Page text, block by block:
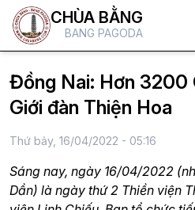
CHÙA BẰNG
BANG PAGODA
Đồng Nai: Hơn 3200
Giới đàn Thiện Hoa
Thứ bảy, 16/04/2022 - 05:16
Sáng nay, ngày 16/04/2022
Dần) là ngày thứ 2 Thiền viện